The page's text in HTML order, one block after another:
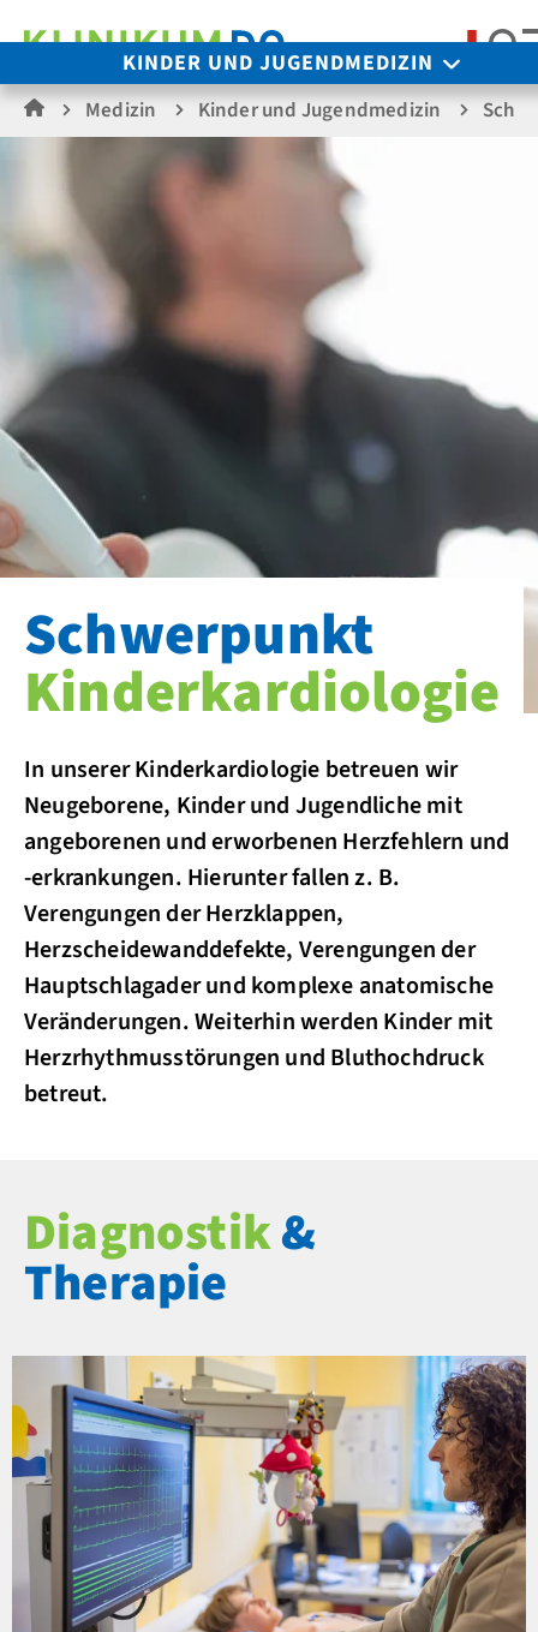
KINDER UND JUGENDMEDIZIN
Medizin Kinder und Jugendmedizin
Schwerpunkt
Kinderkardiologie
In unserer Kinderkardiologie betreuen wir
Neugeborene, Kinder und Jugendliche mit
angeborenen und erworbenen Herzfehlern und
-erkrankungen. Hierunter fallen z. B.
Verengungen der Herzklappen,
Herzscheidewanddefekte, Verengungen der
Hauptschlagader und komplexe anatomische
Veränderungen. Weiterhin werden Kinder mit
Herzrhythmusstörungen und Bluthochdruck
betreut.
Diagnostik&
Therapie